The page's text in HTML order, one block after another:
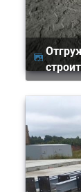
Отгружен комплект металлоконструкций для